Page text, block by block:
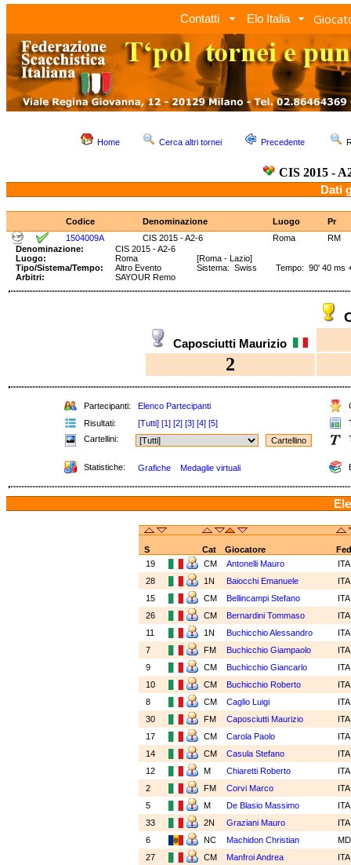
Contatti Elo Italia
Home Cerca altri tornei Precedente
CIS 2015 -
Dati
Codice Denominazione Luogo
Pr
1504009A
CIS 2015 - A2-6 Roma
RM
Denominazione:
CIS 2015 - A2-6
Luogo:
Roma
[Roma - Lazio]
Tipo/Sistema/Tempo:
Altro Evento
Sistema: Swiss Tempo: 90' 40 ms +
Arbitri:
SAYOUR Remo
Caposciutti Maurizio
2
Partecipanti: Elenco Partecipanti
Risultati:
[Tutti] [1] [2] [3] [4] [5]
Cartellini:
Statistiche: Grafiche Medaglie virtuali
S Cat Giocatore
Fed
19
CM Antonelli Mauro
28
1N Baiocchi Emanuele
15
CM Bellincampi Stefano
26
CM Bernardini Tommaso
11
1N Buchicchio Alessandro
7
FM Buchicchio Giampaolo
9
CM Buchicchio Giancarlo
10
CM Buchicchio Roberto
8
CM Caglio Luigi
30
FM Caposciutti Maurizio
17
CM Carola Paolo
14
CM Casula Stefano
12
M Chiaretti Roberto
2
FM Corvi Marco
5
M De Blasio Massimo
33
2N Graziani Mauro
6
NC Machidon Christian
27
CM Manfroi Andrea